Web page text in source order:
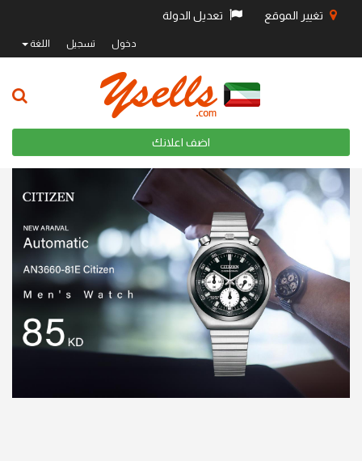
تغيير الموقع تعديل الدولة
دخول تسجيل اللغة
اضف اعلانك